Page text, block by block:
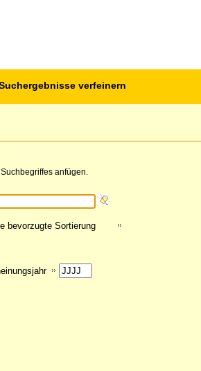
verfeinern
anfügen.
bevorzugte Sortierung